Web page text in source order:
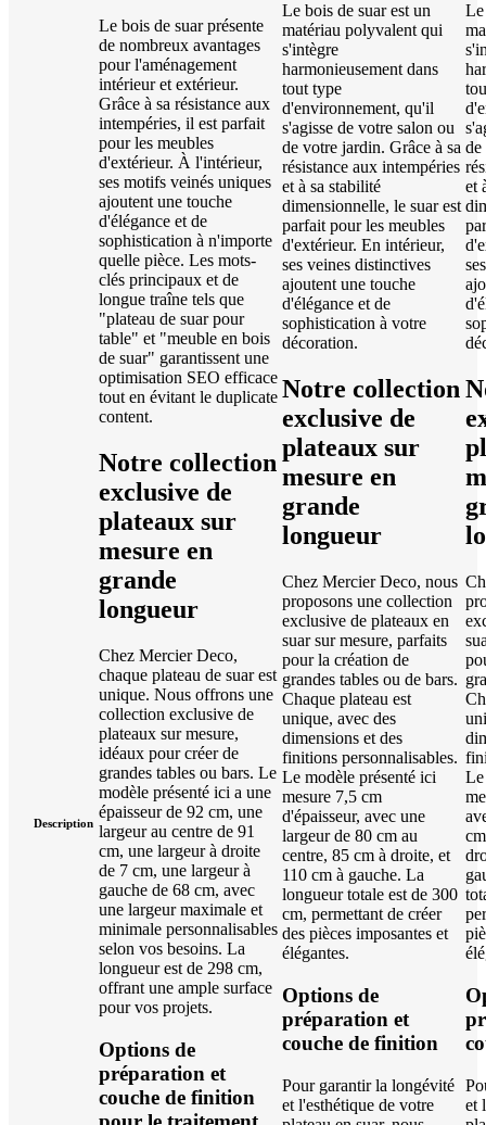
Description
Le bois de suar présente
de nombreux avantages
pour l'aménagement
intérieur et extérieur.
Grâce à sa résistance aux
intempéries, il est parfait
pour les meubles
d'extérieur. À l'intérieur,
ses motifs veinés uniques
ajoutent une touche
d'élégance et de
sophistication à n'importe
quelle pièce. Les mots-
clés principaux et de
longue traîne tels que
"plateau de suar pour
table" et "meuble en bois
de suar" garantissent une
optimisation SEO efficace
tout en évitant le duplicate
content.
Notre collection
exclusive de
plateaux sur
mesure en
grande
longueur
Chez Mercier Deco,
chaque plateau de suar est
unique. Nous offrons une
collection exclusive de
plateaux sur mesure,
idéaux pour créer de
grandes tables ou bars. Le
modèle présenté ici a une
épaisseur de 92 cm, une
largeur au centre de 91
cm, une largeur à droite
de 7 cm, une largeur à
gauche de 68 cm, avec
une largeur maximale et
minimale personnalisables
selon vos besoins. La
longueur est de 298 cm,
offrant une ample surface
pour vos projets.
Options de
préparation et
couche de finition
Le bois de suar est un
matériau polyvalent qui
s'intègre
harmonieusement dans
tout type
d'environnement, qu'il
s'agisse de votre salon ou
de votre jardin. Grâce à sa
résistance aux intempéries
et à sa stabilité
dimensionnelle, le suar est
parfait pour les meubles
d'extérieur. En intérieur,
ses veines distinctives
ajoutent une touche
d'élégance et de
sophistication à votre
décoration.
Notre collection
exclusive de
plateaux sur
mesure en
grande
longueur
Chez Mercier Deco, nous
proposons une collection
exclusive de plateaux en
suar sur mesure, parfaits
pour la création de
grandes tables ou de bars.
Chaque plateau est
unique, avec des
dimensions et des
finitions personnalisables.
Le modèle présenté ici
mesure 7,5 cm
d'épaisseur, avec une
largeur de 80 cm au
centre, 85 cm à droite, et
110 cm à gauche. La
longueur totale est de 300
cm, permettant de créer
des pièces imposantes et
élégantes.
Options de
préparation et
couche de finition
Pour garantir la longévité
et l'esthétique de votre
Le
de
et
Le
et